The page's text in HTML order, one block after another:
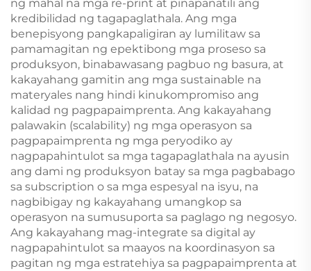
ng mahal na mga re-print at pinapanatili ang
kredibilidad ng tagapaglathala. Ang mga
benepisyong pangkapaligiran ay lumilitaw sa
pamamagitan ng epektibong mga proseso sa
produksyon, binabawasang pagbuo ng basura, at
kakayahang gamitin ang mga sustainable na
materyales nang hindi kinukompromiso ang
kalidad ng pagpapaimprenta. Ang kakayahang
palawakin (scalability) ng mga operasyon sa
pagpapaimprenta ng mga peryodiko ay
nagpapahintulot sa mga tagapaglathala na ayusin
ang dami ng produksyon batay sa mga pagbabago
sa subscription o sa mga espesyal na isyu, na
nagbibigay ng kakayahang umangkop sa
operasyon na sumusuporta sa paglago ng negosyo.
Ang kakayahang mag-integrate sa digital ay
nagpapahintulot sa maayos na koordinasyon sa
pagitan ng mga estratehiya sa pagpapaimprenta at